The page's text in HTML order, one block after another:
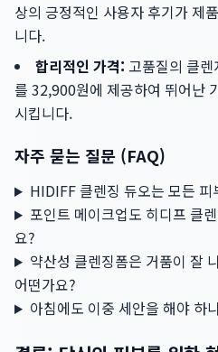
상의 긍정적인 사용자 후기가 제
니다.
합리적인 가격: 고품질의 클
를 32,900원에 제공하여 뛰어난
시킵니다.
자주 묻는 질문 (FAQ)
HIDIFF 클렌징 듀오는 모든
포인트 메이크업도 히디프 클
요?
약산성 클렌징폼은 거품이 잘
어떤가요?
아침에도 이중 세안을 해야 하